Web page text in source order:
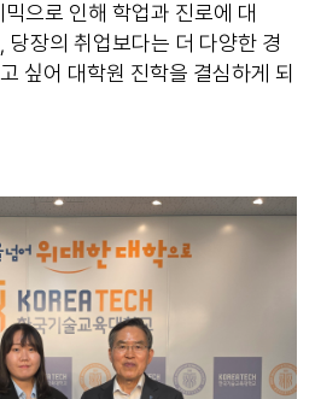
으로 인해 학업과 진로에 대
당장의 취업보다는 더 다양한 경
싶어 대학원 진학을 결심하게 되